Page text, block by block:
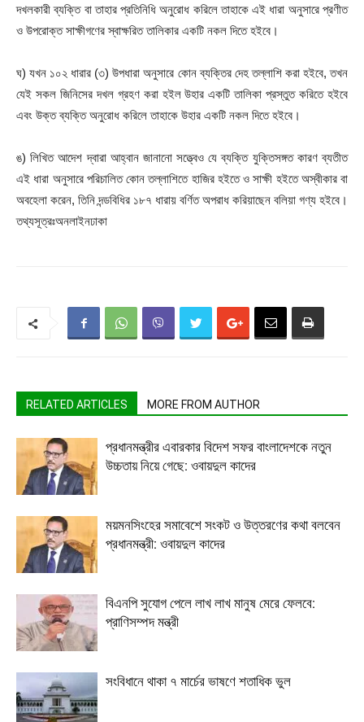
দখলকারী ব্যক্তি বা তাহার প্রতিনিধি অনুরোধ করিলে তাহাকে এই ধারা অনুসারে প্রণীত
ও উপরোক্ত সাক্ষীগণের স্বাক্ষরিত তালিকার একটি নকল দিতে হইবে।
ঘ) যখন ১০২ ধারার (৩) উপধারা অনুসারে কোন ব্যক্তির দেহ তল্লাশি করা হইবে, তখন
যেই সকল জিনিসের দখল গ্রহণ করা হইল উহার একটি তালিকা প্রস্তুত করিতে হইবে
এবং উক্ত ব্যক্তি অনুরোধ করিলে তাহাকে উহার একটি নকল দিতে হইবে।
ঙ) লিখিত আদেশ দ্বারা আহ্বান জানানো সত্ত্বেও যে ব্যক্তি যুক্তিসঙ্গত কারণ ব্যতীত
এই ধারা অনুসারে পরিচালিত কোন তল্লাশিতে হাজির হইতে ও সাক্ষী হইতে অস্বীকার বা
অবহেলা করেন, তিনি দন্ডবিধির ১৮৭ ধারায় বর্ণিত অপরাধ করিয়াছেন বলিয়া গণ্য হইবে।
তথ্যসূত্রঃঅনলাইনঢাকা
RELATED ARTICLES MORE FROM AUTHOR
প্রধানমন্ত্রীর এবারকার বিদেশ সফর বাংলাদেশকে নতুন
উচ্চতায় নিয়ে গেছে: ওবায়দুল কাদের
ময়মনসিংহের সমাবেশে সংকট ও উত্তরণের কথা বলবেন
প্রধানমন্ত্রী: ওবায়দুল কাদের
বিএনপি সুযোগ পেলে লাখ লাখ মানুষ মেরে ফেলবে:
প্রাণিসম্পদ মন্ত্রী
সংবিধানে থাকা ৭ মার্চের ভাষণে শতাধিক ভুল